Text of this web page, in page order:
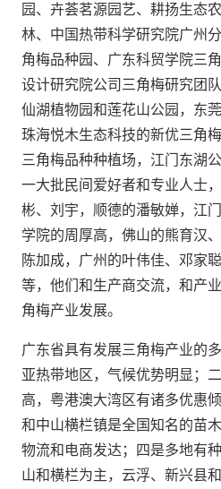
园、卉荟茗源园艺、耕扬生态
林、中国热带科学研究院广州
角梅品种园、广东科贸学院三
设计研究院公司三角梅研究团
仙湖植物园和莲花山公园，东
珠海悦木生态科技的新优三角
三角梅品种种植场，江门东湖
一大批民间爱好者和专业人士
彬、刘宇，顺德的潘敏婵，江
学院的周厚高，佛山的熊育汉
陈加成，广州的叶伟佳、邓家
等，他们和生产商交流，和产
角梅产业发展。
广东省具有发展三角梅产业的
亚热带地区，气候优势明显；
高，粤港澳大湾区有诸多优惠
和中山横栏镇是全国知名的苗
物流和电商发达；四是多地有
山和横栏为主，云浮、新兴县